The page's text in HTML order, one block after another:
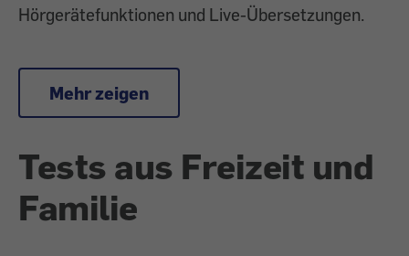
Hörgerätefunktionen und Live-Übersetzungen.
Mehr zeigen
Tests aus Freizeit und
Familie